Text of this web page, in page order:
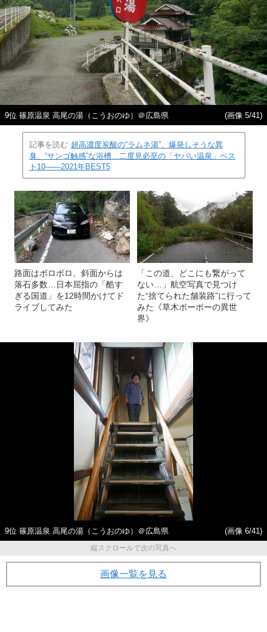
9位 篠原温泉 高尾の湯（こうおのゆ）＠広島県 (画像 5/41)
記事を読む 超高濃度炭酸の“ラムネ湯”、爆発しそうな異
臭、“サンゴ触感”な浴槽…二度見必至の「ヤバい温泉」ベス
ト10――2021年BEST5
路面はボロボロ、斜面からは
落石多数…日本屈指の「酷す
ぎる国道」を12時間かけてド
ライブしてみた
「この道、どこにも繋がって
ない…」航空写真で見つけ
た“捨てられた舗装路”に行って
みた《草木ボーボーの異世
界》
9位 篠原温泉 高尾の湯（こうおのゆ）＠広島県
(画像 6/41)
縦スクロールで次の写真へ
画像一覧を見る